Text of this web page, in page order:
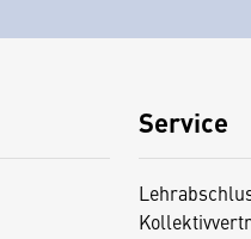
Service